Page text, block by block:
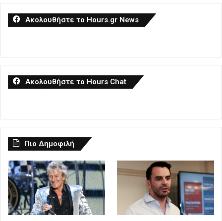
Ακολουθήστε το Hours.gr News
Ακολουθήστε το Hours Chat
Πιο Δημοφιλή